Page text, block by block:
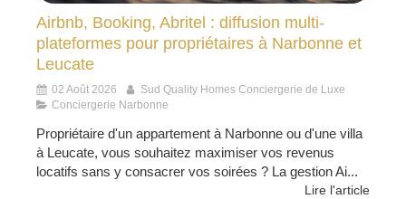
Airbnb, Booking, Abritel : diffusion multi-
plateformes pour propriétaires à Narbonne et
Leucate
02 Août 2026
Sud Quality Homes Conciergerie de Luxe
Conciergerie Narbonne
Propriétaire d'un appartement à Narbonne ou d'une villa
à Leucate, vous souhaitez maximiser vos revenus
locatifs sans y consacrer vos soirées ? La gestion Ai...
Lire l'article